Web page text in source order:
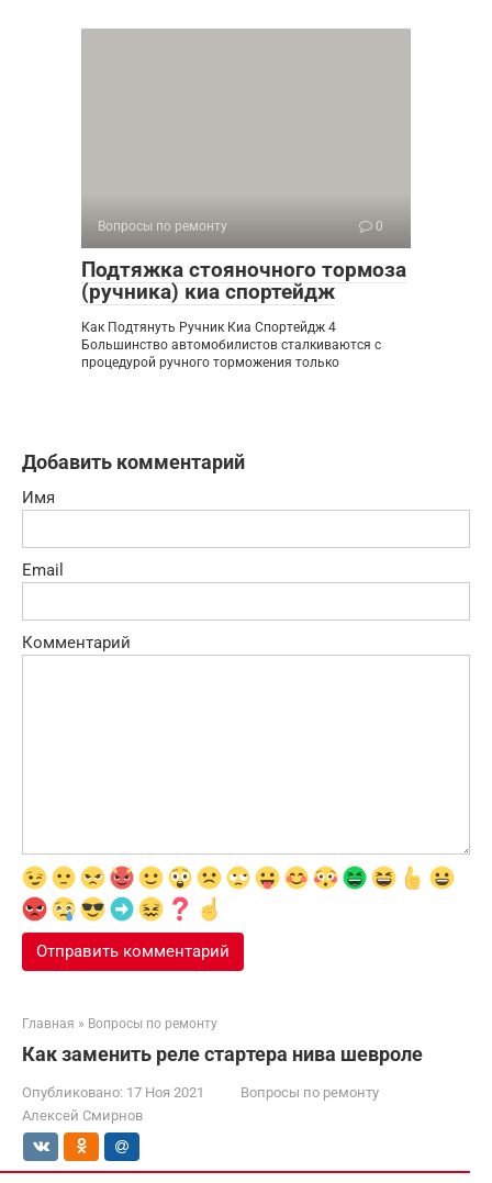
Вопросы по ремонту 0
Подтяжка стояночного тормоза
(ручника) киа спортейдж
Как Подтянуть Ручник Киа Спортейдж 4
Большинство автомобилистов сталкиваются с
процедурой ручного торможения только
Добавить комментарий
Имя
Email
Комментарий
Главная » Вопросы по ремонту
Как заменить реле стартера нива шевроле
Опубликовано: 17 Ноя 2021
Вопросы по ремонту
Алексей Смирнов